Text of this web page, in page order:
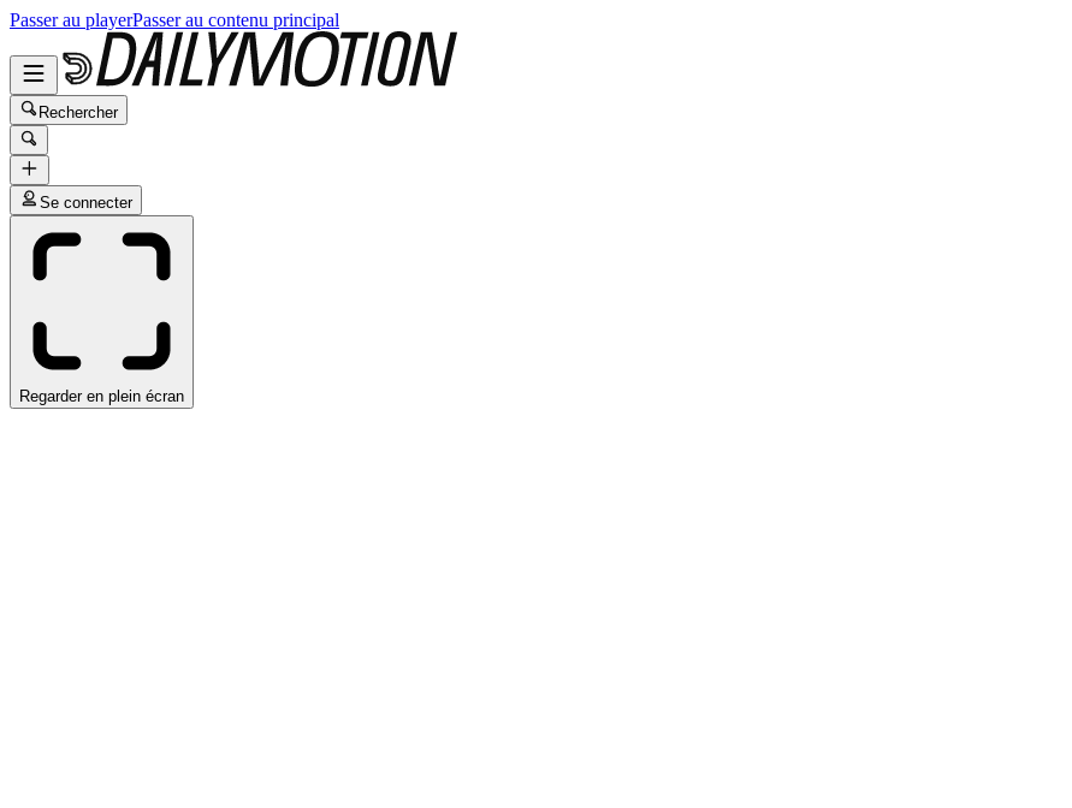
Passer au playerPasser au contenu principal
Rechercher
Se connecter
Regarder en plein écran